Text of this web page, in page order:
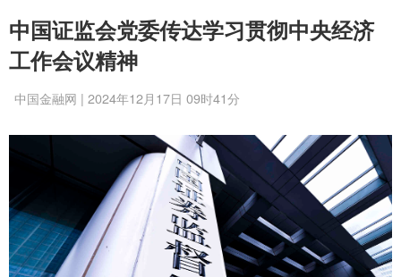
中国证监会党委传达学习贯彻中央经济
工作会议精神
中国金融网 | 2024年12月17日 09时41分